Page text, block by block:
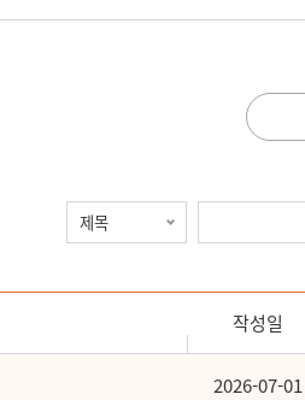
작성일
2026-07-01